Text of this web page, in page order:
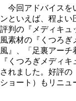
今回アドバイスを
ンといえば、程よい
評判の『メディキュ
風素材の『くつろ
風』、「足裏アーチ
『くつろぎメディ
されました。好評の
ショート）もリニュ